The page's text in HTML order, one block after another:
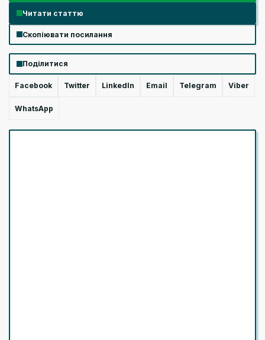
Читати статтю
Скопіювати посилання
Поділитися
Facebook Twitter LinkedIn Email Telegram Viber
WhatsApp